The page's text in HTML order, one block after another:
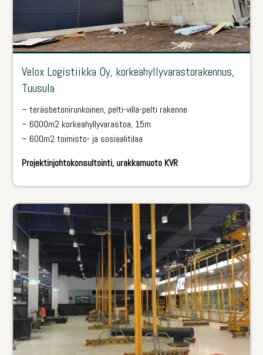
Velox Logistiikka Oy, korkeahyllyvarastorakennus,
Tuusula
– teräsbetonirunkoinen, pelti-villa-pelti rakenne
– 6000m2 korkeahyllyvarastoa, 15m
– 600m2 toimisto- ja sosiaalitilaa
Projektinjohtokonsultointi, urakkamuoto KVR